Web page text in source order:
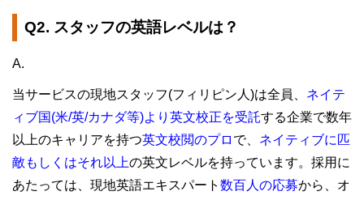
Q2. スタッフの英語レベルは？
A.
当サービスの現地スタッフ(フィリピン人)は全員、 ネイテ
ィブ国(米/英/カナダ等)より英文校正を受託する企業で数年
以上のキャリアを持つ英文校閲のプロ で、 ネイティブに匹
敵もしくはそれ以上の英文レベルを持っています。採用に
あたっては、現地英語エキスパート 数百人の応募から、オ